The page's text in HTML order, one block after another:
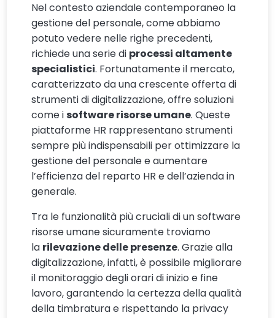
Nel contesto aziendale contemporaneo la
gestione del personale, come abbiamo
potuto vedere nelle righe precedenti,
richiede una serie di processi altamente
specialistici. Fortunatamente il mercato,
caratterizzato da una crescente offerta di
strumenti di digitalizzazione, offre soluzioni
come isoftware risorse umane. Queste
piattaforme HR rappresentano strumenti
sempre più indispensabili per ottimizzare la
gestione del personale e aumentare
l’efficienza del reparto HR e dell’azienda in
generale.
Tra le funzionalità più cruciali di un software
risorse umane sicuramente troviamo
la rilevazione delle presenze. Grazie alla
digitalizzazione, infatti, è possibile migliorare
il monitoraggio degli orari di inizio e fine
lavoro, garantendo la certezza della qualità
della timbratura e rispettando la privacy